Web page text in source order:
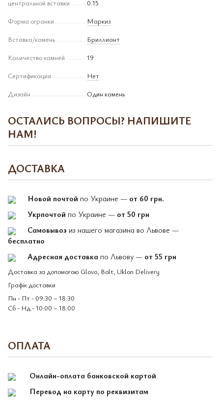
центральной вставки
0.15
Форма огранки
Маркиз
Вставка/камень
Бриллиант
Количество камней
19
Сертификация
Нет
Дизайн
Один камень
ОСТАЛИСЬ ВОПРОСЫ? НАПИШИТЕ
НАМ!
ДОСТАВКА
Новой почтой по Украине — от 60 грн.
Укрпочтой по Украине — от 50 грн
Самовывоз из нашего магазина во Львове —
бесплатно
Адресная доставка по Львову — от 55 грн
Доставка за допомогою Glovo, Bolt, Uklon Delivery
Графік доставки
Пн - Пт - 09:30 – 18:30
Сб - Нд - 10:00 – 18:00
ОПЛАТА
Онлайн-оплата банковской картой
Перевод на карту по реквизитам